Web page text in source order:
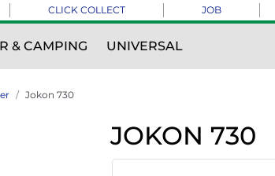
CLICK COLLECT JOB
& CAMPING UNIVERSAL
Jokon 730
JOKON 730